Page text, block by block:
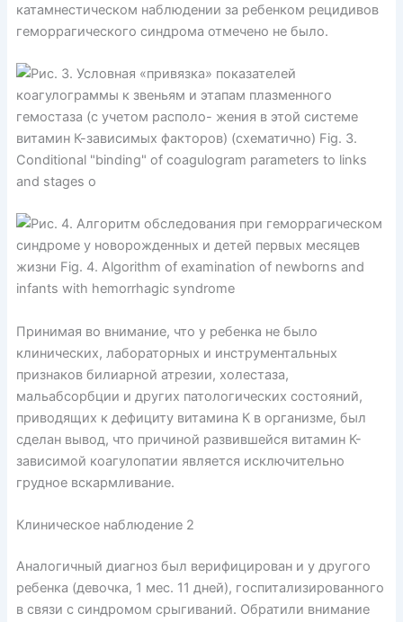
катамнестическом наблюдении за ребенком рецидивов
геморрагического синдрома отмечено не было.
Принимая во внимание, что у ребенка не было
клинических, лабораторных и инструментальных
признаков билиарной атрезии, холестаза,
мальабсорбции и других патологических состояний,
приводящих к дефициту витамина К в организме, был
сделан вывод, что причиной развившейся витамин К-
зависимой коагулопатии является исключительно
грудное вскармливание.
Клиническое наблюдение 2
Аналогичный диагноз был верифицирован и у другого
ребенка (девочка, 1 мес. 11 дней), госпитализированного
в связи с синдромом срыгиваний. Обратили внимание